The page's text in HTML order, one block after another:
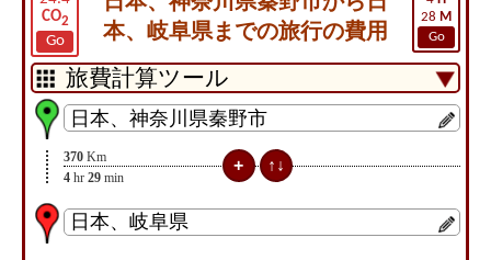
CO2
Go
28 M
Go
本、岐阜県までの旅行の費用
370 Km
4 hr 29 min